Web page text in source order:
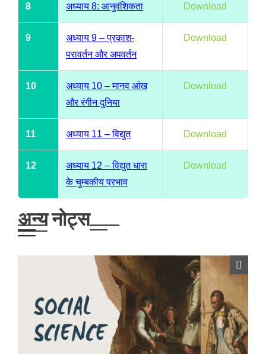
8 अध्याय 8: आनुवंशिकता Download
9
अध्याय 9 – प्रकाश-
परावर्तन और अपवर्तन
Download
10
अध्याय 10 – मानव आंख
और रंगीन दुनिया
Download
11 अध्याय 11 – विद्युत Download
12
अध्याय 12 – विद्युत धारा
के चुम्बकीय प्रभाव
Download
अन्य नोट्स